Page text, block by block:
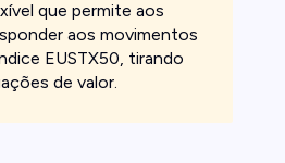
que permite aos
aos movimentos
EUSTX50, tirando
de valor.